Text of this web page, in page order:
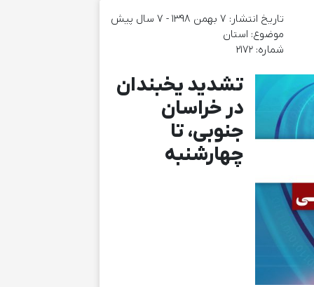
تاریخ انتشار: ۷ بهمن ۱۳۹۸ - 7 سال پیش
موضوع:‌ استان
شماره: 2172
تشدید یخبندان
در خراسان
جنوبی، تا
چهارشنبه